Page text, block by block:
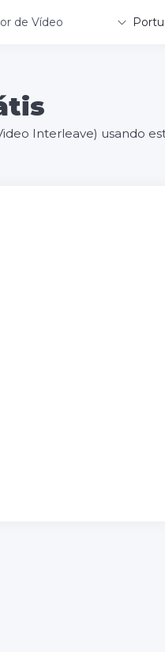
de Vídeo
Interleave) usando